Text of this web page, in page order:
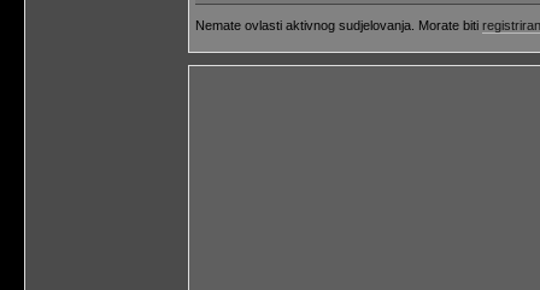
Nemate ovlasti aktivnog sudjelovanja. Morate biti